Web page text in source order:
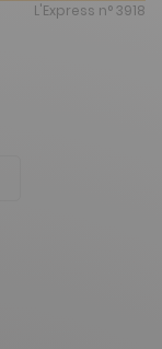
L'Express n° 3918